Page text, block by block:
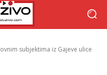
subjektima iz Gajeve ulice